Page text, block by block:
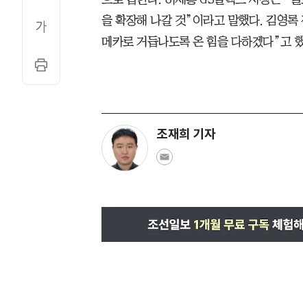
을 확장해 나갈 것”이라고 말했다. 김영
메카로 거듭나도록 온 힘을 다하겠다”고
조재희 기자